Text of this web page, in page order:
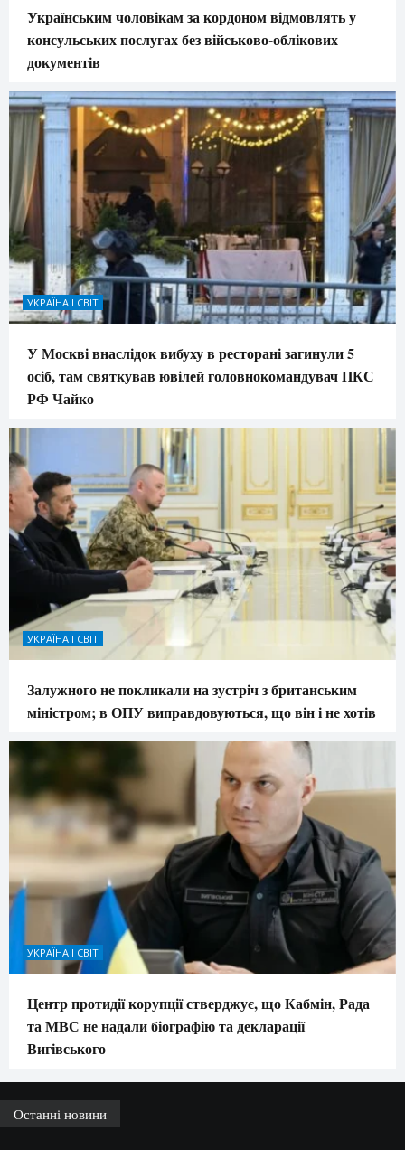
Українським чоловікам за кордоном відмовлять у
консульських послугах без військово-облікових
документів
УКРАЇНА І СВІТ
У Москві внаслідок вибуху в ресторані загинули 5
осіб, там святкував ювілей головнокомандувач ПКС
РФ Чайко
УКРАЇНА І СВІТ
Залужного не покликали на зустріч з британським
міністром; в ОПУ виправдовуються, що він і не хотів
УКРАЇНА І СВІТ
Центр протидії корупції стверджує, що Кабмін, Рада
та МВС не надали біографію та декларації
Вигівського
Останні новини